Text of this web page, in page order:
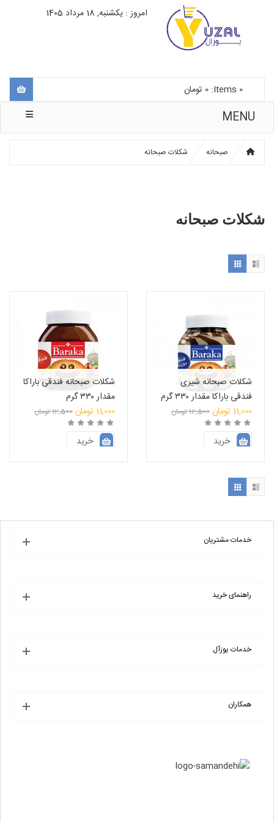
امروز : یکشنبه, 18 مرداد 1405
0
Items:
0 تومان
MENU
صبحانه شکلات صبحانه
شکلات صبحانه
شکلات صبحانه شیری
فندقی باراکا مقدار ۳۳۰ گرم
قیمت
اصلی:
12,500 تومان
11,000 تومان
قیمت
فعلی:
12,500تومان
خرید
شکلات صبحانه فندقی باراکا
مقدار ۳۳۰ گرم
قیمت
اصلی:
12,500 تومان
11,000 تومان
قیمت
فعلی:
12,500تومان
خرید
خدمات مشتریان
راهنمای خرید
خدمات یوزآل
همکاران